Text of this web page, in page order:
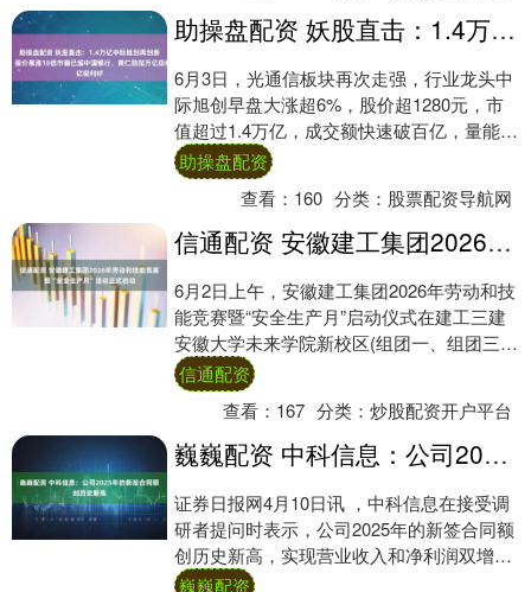
助操盘配资 妖股直击：1.4万亿中际旭创再创新高，股价暴涨18倍市值已超中国银行，黄仁勋抛万亿级利好
6月3日，光通信板块再次走强，行业龙头中
际旭创早盘大涨超6%，股价超1280元，市
值超过1.4万亿，成交额快速破百亿，量能明
显放大，整体走势强势。新易盛、天孚通....
助操盘配资
查看： 160 分类： 股票配资导航网
信通配资 安徽建工集团2026年劳动和技能竞赛暨“安全生产月”活动正式启动
6月2日上午，安徽建工集团2026年劳动和技
能竞赛暨“安全生产月”启动仪式在建工三建
安徽大学未来学院新校区(组团一、组团三)
项目现场举行。安徽建工集团党委副书记....
信通配资
查看： 167 分类：炒股配资开户平台
巍巍配资 中科信息：公司2025年的新签合同额创历史新高
证券日报网4月10日讯 ，中科信息在接受调
研者提问时表示，公司2025年的新签合同额
创历史新高，实现营业收入和净利润双增
长。2026年，公司将紧抓AI产业发展机....
巍巍配资